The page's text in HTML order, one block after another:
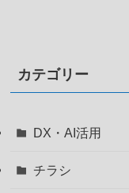
カテゴリー
DX・AI活用
チラシ